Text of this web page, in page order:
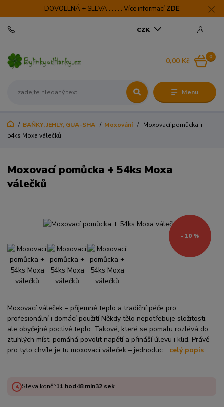
DOVOLENÁ + SLEVA . . . . . Více informací ZDE
Menu
CZK
0
0,00 Kč
BAŇKY, JEHLY, GUA-SHA Moxování
Moxovací pomůcka +
54ks Moxa válečků
Moxovací pomůcka + 54ks Moxa
válečků
- 10 %
Moxovací váleček – příjemné teplo a tradiční péče pro
profesionální i domácí použití Někdy tělo nepotřebuje složitosti,
ale obyčejné poctivé teplo. Takové, které se pomalu rozlévá do
ztuhlých míst, pomáhá povolit napětí a přináší úlevu i klid. Právě
pro tyto chvíle je tu moxovací váleček – jednoduc... celý popis
Sleva končí:11 hod48min32sek